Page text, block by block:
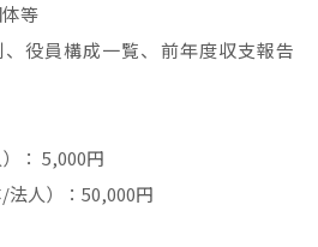
等
役員構成一覧、前年度収支報告
5,000円
）：50,000円